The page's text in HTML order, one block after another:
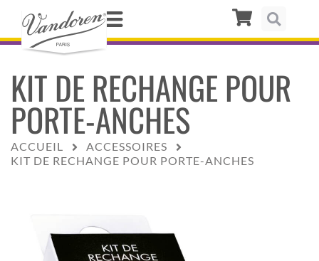
KIT DE RECHANGE POUR
PORTE-ANCHES
ACCUEIL
ACCESSOIRES
KIT DE RECHANGE POUR PORTE-ANCHES